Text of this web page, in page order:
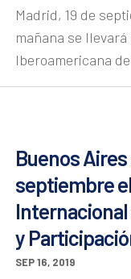
Madrid, 19 de
mañana se
Iberoamericana
Buenos Aires
septiembre
Internacional
y
SEP 16, 2019